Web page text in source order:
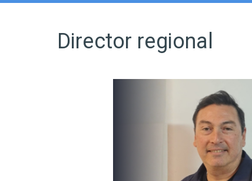
Director regional